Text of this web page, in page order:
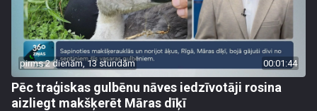
pirms 2 dienām, 13 stundām 00:01:44
Pēc traģiskas gulbēnu nāves iedzīvotāji rosina
aizliegt makšķerēt Māras dīķī